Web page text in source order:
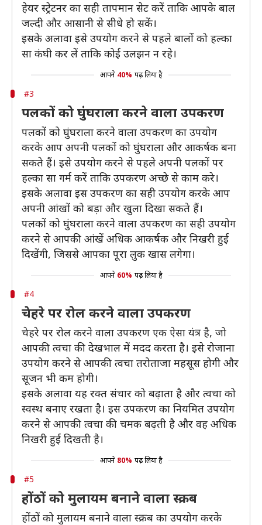
हेयर स्ट्रेटनर का सही तापमान सेट करें ताकि आपके बाल
जल्दी और आसानी से सीधे हो सकें।
इसके अलावा इसे उपयोग करने से पहले बालों को हल्का
सा कंघी कर लें ताकि कोई उलझन न रहे।
आपने 40% पढ़ लिया है
#3
पलकों को घुंघराला करने वाला उपकरण
पलकों को घुंघराला करने वाला उपकरण का उपयोग
करके आप अपनी पलकों को घुंघराला और आकर्षक बना
सकते हैं। इसे उपयोग करने से पहले अपनी पलकों पर
हल्का सा गर्म करें ताकि उपकरण अच्छे से काम करे।
इसके अलावा इस उपकरण का सही उपयोग करके आप
अपनी आंखों को बड़ा और खुला दिखा सकते हैं।
पलकों को घुंघराला करने वाला उपकरण का सही उपयोग
करने से आपकी आंखें अधिक आकर्षक और निखरी हुई
दिखेंगी, जिससे आपका पूरा लुक खास लगेगा।
आपने 60% पढ़ लिया है
#4
चेहरे पर रोल करने वाला उपकरण
चेहरे पर रोल करने वाला उपकरण एक ऐसा यंत्र है, जो
आपकी त्वचा की देखभाल में मदद करता है। इसे रोजाना
उपयोग करने से आपकी त्वचा तरोताजा महसूस होगी और
सूजन भी कम होगी।
इसके अलावा यह रक्त संचार को बढ़ाता है और त्वचा को
स्वस्थ बनाए रखता है। इस उपकरण का नियमित उपयोग
करने से आपकी त्वचा की चमक बढ़ती है और वह अधिक
निखरी हुई दिखती है।
आपने 80% पढ़ लिया है
#5
होंठों को मुलायम बनाने वाला स्क्रब
होंठों को मुलायम बनाने वाला स्क्रब का उपयोग करके